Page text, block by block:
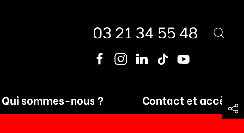
03 21 34 55 48
Qui sommes-nous ? Contact et accès